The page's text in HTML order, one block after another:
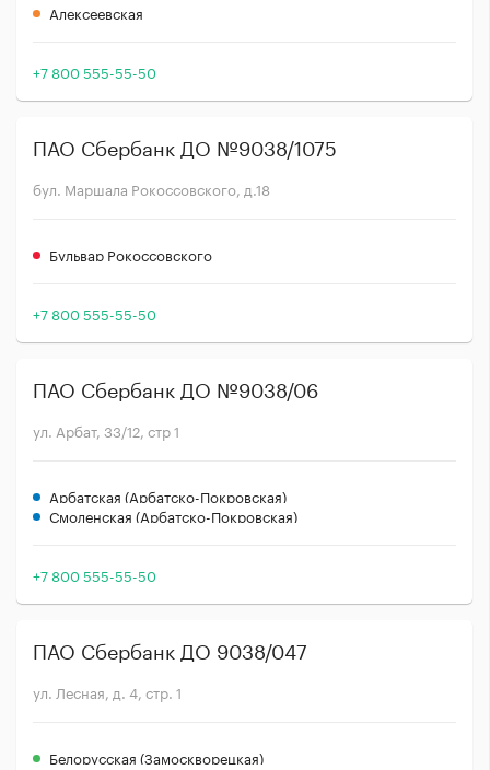
Алексеевская
+7 800 555-55-50
ПАО Сбербанк ДО №9038/1075
бул. Маршала Рокоссовского, д.18
Бульвар Рокоссовского
+7 800 555-55-50
ПАО Сбербанк ДО №9038/06
ул. Арбат, 33/12, стр 1
Арбатская (Арбатско-Покровская)
Смоленская (Арбатско-Покровская)
+7 800 555-55-50
ПАО Сбербанк ДО 9038/047
ул. Лесная, д. 4, стр. 1
Белорусская (Замоскворецкая)